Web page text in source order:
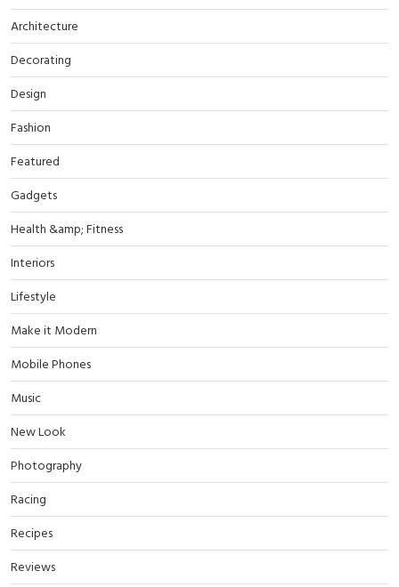
Architecture
Decorating
Design
Fashion
Featured
Gadgets
Health &amp; Fitness
Interiors
Lifestyle
Make it Modern
Mobile Phones
Music
New Look
Photography
Racing
Recipes
Reviews